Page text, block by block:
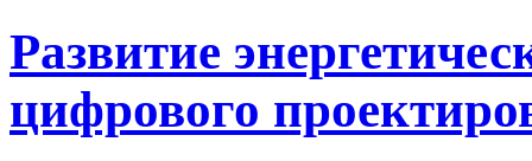
Развитие
цифрового